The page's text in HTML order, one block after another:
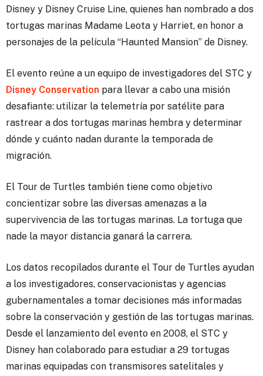
Disney y Disney Cruise Line, quienes han nombrado a dos
tortugas marinas Madame Leota y Harriet, en honor a
personajes de la película “Haunted Mansion” de Disney.
El evento reúne a un equipo de investigadores del STC y
Disney Conservation para llevar a cabo una misión
desafiante: utilizar la telemetría por satélite para
rastrear a dos tortugas marinas hembra y determinar
dónde y cuánto nadan durante la temporada de
migración.
El Tour de Turtles también tiene como objetivo
concientizar sobre las diversas amenazas a la
supervivencia de las tortugas marinas. La tortuga que
nade la mayor distancia ganará la carrera.
Los datos recopilados durante el Tour de Turtles ayudan
a los investigadores, conservacionistas y agencias
gubernamentales a tomar decisiones más informadas
sobre la conservación y gestión de las tortugas marinas.
Desde el lanzamiento del evento en 2008, el STC y
Disney han colaborado para estudiar a 29 tortugas
marinas equipadas con transmisores satelitales y